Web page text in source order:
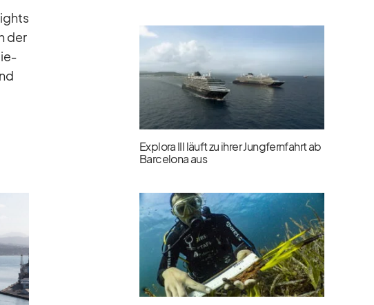
der
lie­
Explora III läuft zu ihrer Jungfernfahrt ab
Barcelona aus